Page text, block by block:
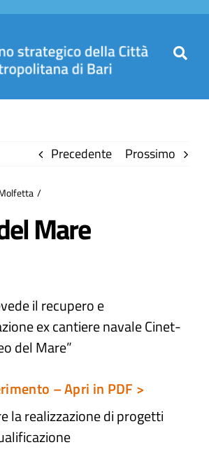
Precedente Prossimo
Mare
il recupero e
ex cantiere navale Cinet-
del Mare”
– Apri in PDF >
la realizzazione di progetti